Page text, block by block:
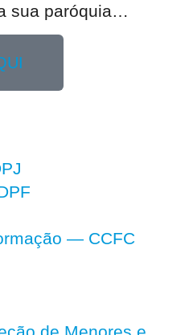
sua paróquia…
— CCFC
de Menores e